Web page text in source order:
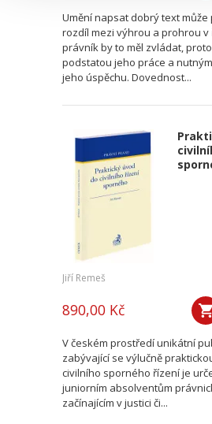
Umění napsat dobrý text
rozdíl mezi výhrou a prohrou v
právník by to měl zvládat,
podstatou jeho práce a
jeho úspěchu. Dovednost...
Jiří Remeš
890,00 Kč
V českém prostředí unikátní
zabývající se výlučně
civilního sporného řízení je
juniorním absolventům
začínajícím v justici či...